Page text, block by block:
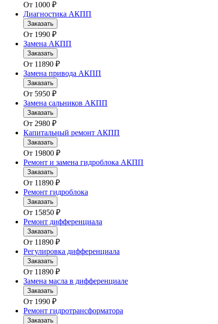
От 1000 ₽
Диагностика АКПП
Заказать
От 1990 ₽
Замена АКПП
Заказать
От 11890 ₽
Замена привода АКПП
Заказать
От 5950 ₽
Замена сальников АКПП
Заказать
От 2980 ₽
Капитальный ремонт АКПП
Заказать
От 19800 ₽
Ремонт и замена гидроблока АКПП
Заказать
От 11890 ₽
Ремонт гидроблока
Заказать
От 15850 ₽
Ремонт дифференциала
Заказать
От 11890 ₽
Регулировка дифференциала
Заказать
От 11890 ₽
Замена масла в дифференциале
Заказать
От 1990 ₽
Ремонт гидротрансформатора
Заказать